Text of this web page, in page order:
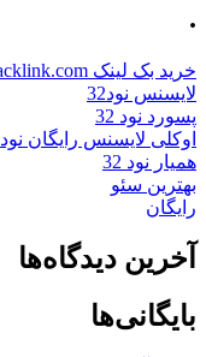
.
خرید بک لینک behtarinbacklink.com
لایسنس نود32
پسورد نود 32
اوکلی لایسنس رایگان نود 32
همیار نود 32
بهترین سئو
رایگان
آخرین دیدگاه‌ها
بایگانی‌ها